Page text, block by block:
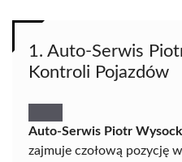
1. Auto-Serwis
Kontroli Pojazdów
Auto-Serwis Piotr
zajmuje czołową pozycję